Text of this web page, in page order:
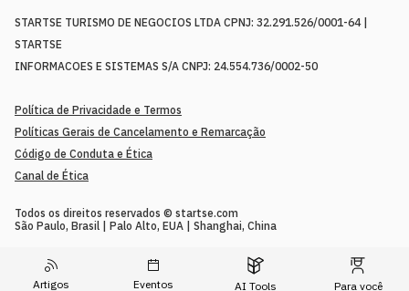
STARTSE TURISMO DE NEGOCIOS LTDA CPNJ: 32.291.526/0001-64 |
STARTSE
INFORMACOES E SISTEMAS S/A CNPJ: 24.554.736/0002-50
Política de Privacidade e Termos
Políticas Gerais de Cancelamento e Remarcação
Código de Conduta e Ética
Canal de Ética
Todos os direitos reservados © startse.com
São Paulo, Brasil | Palo Alto, EUA | Shanghai, China
Artigos Eventos AI Tools Para você